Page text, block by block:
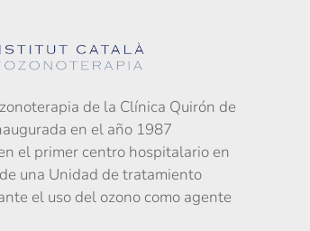
de la Clínica Quirón de
en el año 1987
el primer centro hospitalario en
una Unidad de tratamiento
el uso del ozono como agente